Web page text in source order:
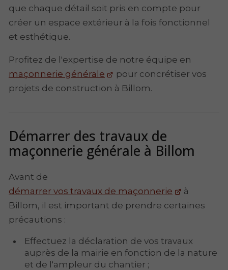
que chaque détail soit pris en compte pour
créer un espace extérieur à la fois fonctionnel
et esthétique.
Profitez de l'expertise de notre équipe en
maçonnerie générale
pour concrétiser vos
projets de construction à Billom.
Démarrer des travaux de
maçonnerie générale à Billom
Avant de
démarrer vos travaux de maçonnerie
à
Billom, il est important de prendre certaines
précautions :
Effectuez la déclaration de vos travaux
auprès de la mairie en fonction de la nature
et de l'ampleur du chantier ;